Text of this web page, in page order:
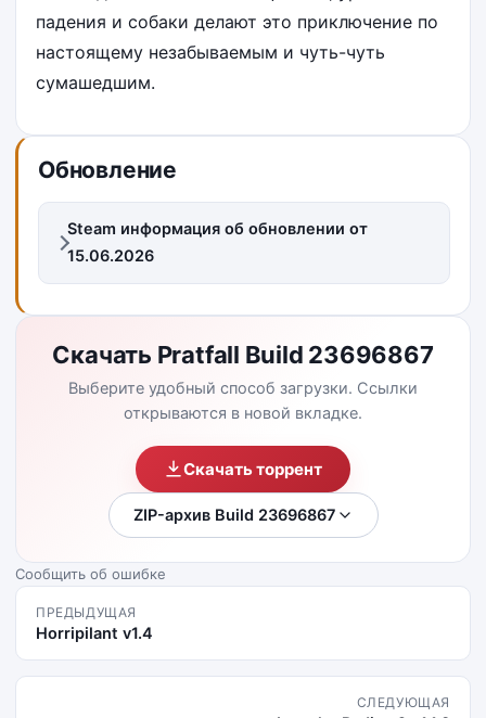
падения и собаки делают это приключение по
настоящему незабываемым и чуть-чуть
сумашедшим.
Обновление
Steam информация об обновлении от
15.06.2026
Скачать Pratfall Build 23696867
Выберите удобный способ загрузки. Ссылки
открываются в новой вкладке.
Скачать торрент
ZIP-архив Build 23696867
Сообщить об ошибке
ПРЕДЫДУЩАЯ
Horripilant v1.4
СЛЕДУЮЩАЯ